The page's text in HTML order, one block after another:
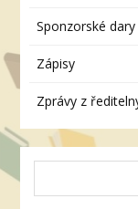
Sponzorské dary
Zápisy
Zprávy z